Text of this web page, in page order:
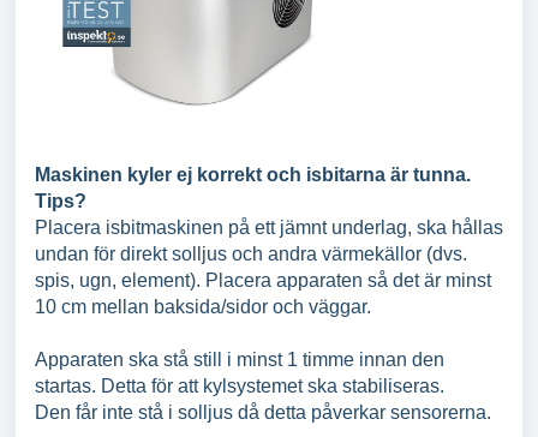
Maskinen kyler ej korrekt och isbitarna är tunna.
Tips?
Placera isbitmaskinen på ett jämnt underlag, ska hållas
undan för direkt solljus och andra värmekällor (dvs.
spis, ugn, element). Placera apparaten så det är minst
10 cm mellan baksida/sidor och väggar.
Apparaten ska stå still i minst 1 timme innan den
startas. Detta för att kylsystemet ska stabiliseras.
Den får inte stå i solljus då detta påverkar sensorerna.